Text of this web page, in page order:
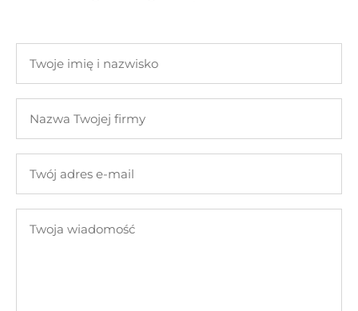
imię
nazwisko
Twojej
adres
mail
wiadomość